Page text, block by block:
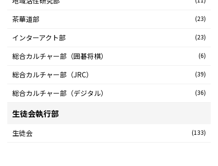
茶華道部 (23)
インターアクト部 (23)
総合カルチャー部（囲碁将棋） (6)
総合カルチャー部（JRC） (39)
総合カルチャー部（デジタル） (36)
生徒会執行部
生徒会 (133)